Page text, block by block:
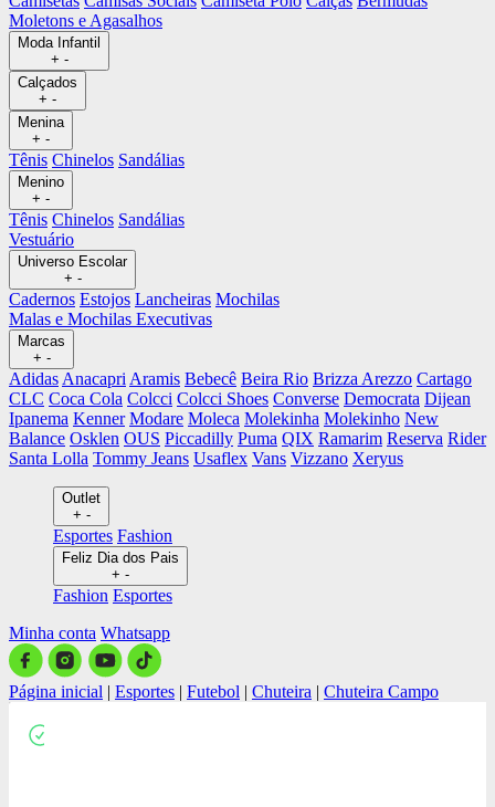
Moletons e Agasalhos
Moda Infantil
+ -
Calçados
+ -
Menina
+ -
Tênis Chinelos Sandálias
Menino
+ -
Tênis Chinelos Sandálias
Vestuário
Universo Escolar
+ -
Cadernos Estojos Lancheiras Mochilas
Malas e Mochilas Executivas
Marcas
+ -
Adidas Anacapri Aramis Bebecê Beira Rio Brizza Arezzo Cartago
CLC Coca Cola Colcci Colcci Shoes Converse Democrata Dijean
Ipanema Kenner Modare Moleca Molekinha Molekinho New
Balance Osklen OUS Piccadilly Puma QIX Ramarim Reserva Rider
Santa Lolla Tommy Jeans Usaflex Vans Vizzano Xeryus
Outlet
+ -
Esportes Fashion
Feliz Dia dos Pais
+ -
Fashion Esportes
Minha conta Whatsapp
Página inicial | Esportes | Futebol | Chuteira | Chuteira Campo